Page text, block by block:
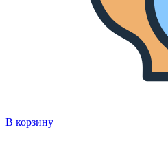
В корзину